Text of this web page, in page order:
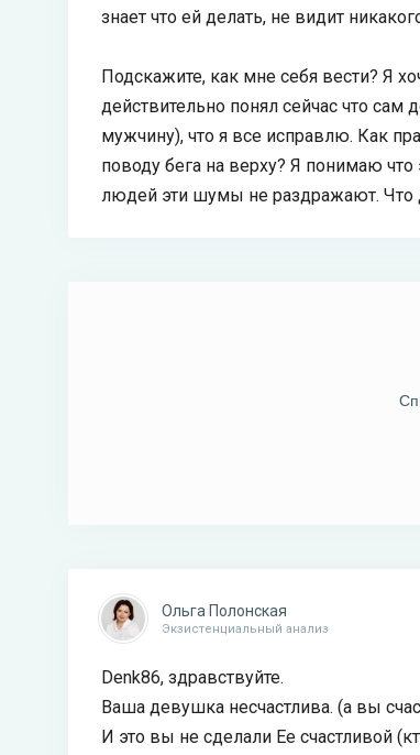
знает что ей делать, не видит
Подскажите, как мне себя вести? Я
действительно понял сейчас что
мужчину), что я все исправлю. Как
поводу бега на верху? Я понимаю
людей эти шумы не раздражают. Что
Ольга Полонская
Экзистенциальный анализ
Denk86, здравствуйте.
Ваша девушка несчастлива. (а вы
И это вы не сделали Ее счастливой